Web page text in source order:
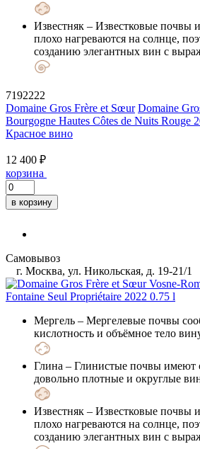
Известняк – Известковые почвы
плохо нагреваются на солнце,
созданию элегантных вин с
7192222
Domaine Gros Frère et Sœur Domaine
Bourgogne Hautes Côtes de Nuits Rouge
Красное вино
12 400 ₽
корзина
в корзину
Самовывоз
г. Москва, ул. Никольская, д. 19-21/1
Мергель – Мергелевые почвы
кислотность и объёмное тело
Глина – Глинистые почвы имеют
довольно плотные и округлые
Известняк – Известковые почвы
плохо нагреваются на солнце,
созданию элегантных вин с